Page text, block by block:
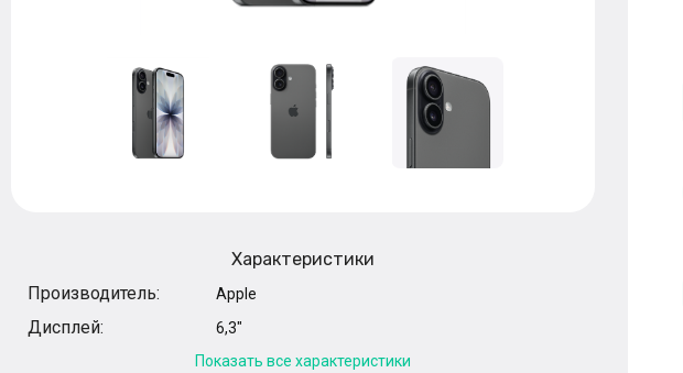
Характеристики
Производитель:
Apple
Дисплей:
6,3"
Показать все характеристики